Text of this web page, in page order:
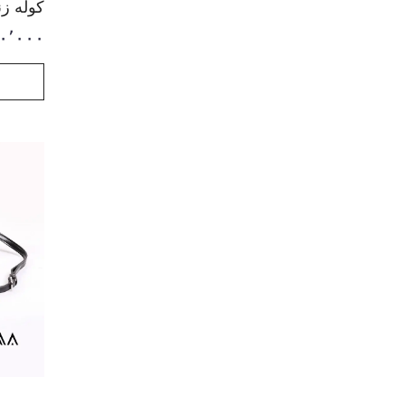
کوله